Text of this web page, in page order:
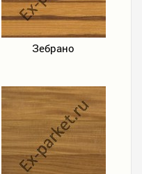
Зебрано